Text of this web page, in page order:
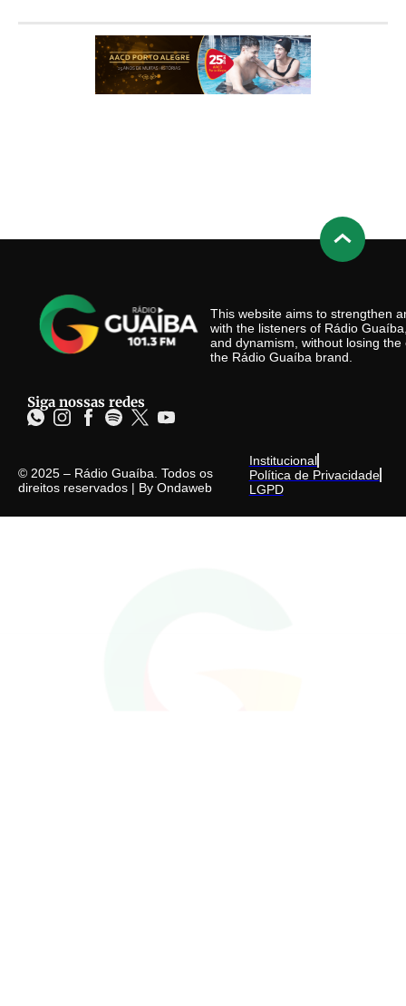
This website aims to strengthen
with the listeners of Rádio
and dynamism, without losing
the Rádio Guaíba brand.
Siga nossas redes
© 2025 – Rádio Guaíba. Todos os
direitos reservados | By Ondaweb
Institucional
Política de Privacidade
LGPD